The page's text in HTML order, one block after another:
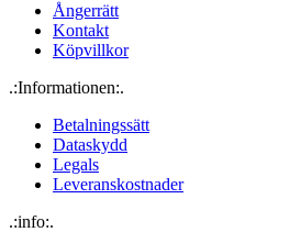
Ångerrätt
Kontakt
Köpvillkor
.:Informationen:.
Betalningssätt
Dataskydd
Legals
Leveranskostnader
.:info:.